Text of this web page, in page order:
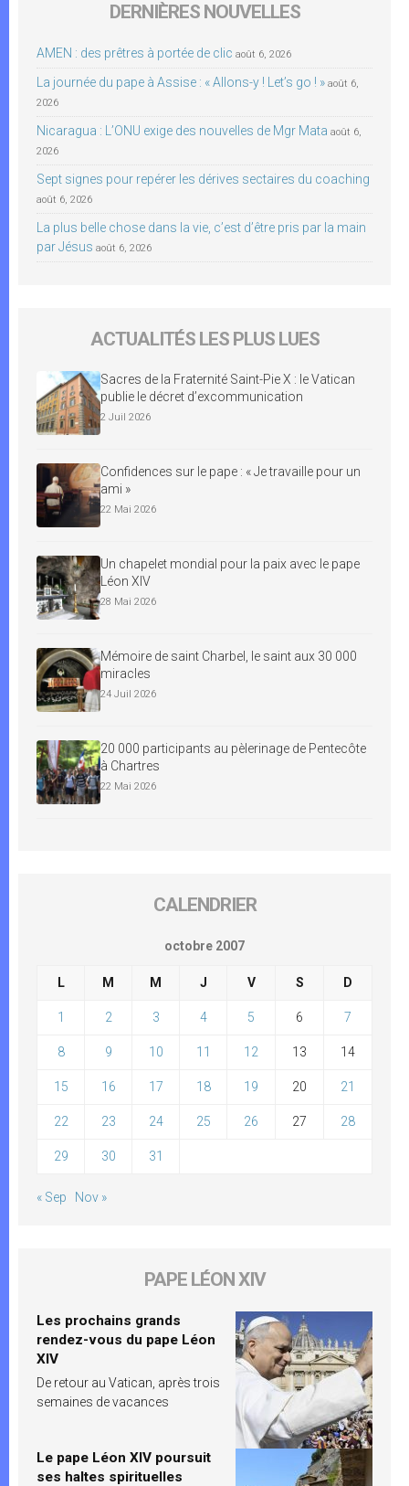
DERNIÈRES NOUVELLES
AMEN : des prêtres à portée de clic août 6, 2026
La journée du pape à Assise : « Allons-y ! Let’s go ! » août 6,
2026
Nicaragua : L’ONU exige des nouvelles de Mgr Mata août 6,
2026
Sept signes pour repérer les dérives sectaires du coaching
août 6, 2026
La plus belle chose dans la vie, c’est d’être pris par la main
par Jésus août 6, 2026
ACTUALITÉS LES PLUS LUES
Sacres de la Fraternité Saint-Pie X : le Vatican
publie le décret d’excommunication
2 Juil 2026
Confidences sur le pape : « Je travaille pour un
ami »
22 Mai 2026
Un chapelet mondial pour la paix avec le pape
Léon XIV
28 Mai 2026
Mémoire de saint Charbel, le saint aux 30 000
miracles
24 Juil 2026
20 000 participants au pèlerinage de Pentecôte
à Chartres
22 Mai 2026
CALENDRIER
octobre 2007
L M M J V S D
1 2 3 4 5 6 7
8 9 10 11 12 13 14
15 16 17 18 19 20 21
22 23 24 25 26 27 28
29 30 31
« Sep Nov »
PAPE LÉON XIV
Les prochains grands
rendez-vous du pape Léon
XIV
De retour au Vatican, après trois
semaines de vacances
Le pape Léon XIV poursuit
ses haltes spirituelles